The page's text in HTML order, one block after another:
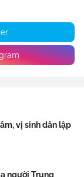
vị sinh dân lập
người Trung